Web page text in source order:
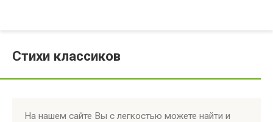
Стихи классиков
На нашем сайте Вы с легкостью можете найти и